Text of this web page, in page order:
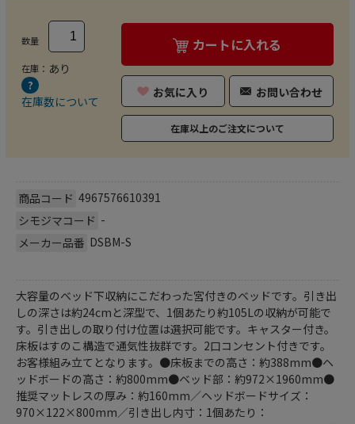
数量
在庫： あり
在庫数について
カートに入れる
お気に入り お問い合わせ
在庫以上のご注文について
商品コード 4967576610391
シモジマコード -
メーカー品番 DSBM-S
大容量のベッド下収納にこだわった宮付きのベッドです。引き出
しの深さは約24cmと深型で、1個あたり約105Lの収納が可能で
す。引き出しの取り付け位置は選択可能です。キャスター付き。
床板はすのこ構造で通気性抜群です。2口コンセント付きです。
お客様組み立てとなります。●床板までの高さ：約388mm●ヘ
ッドボードの高さ：約800mm●ベッド部：約972×1960mm●
推奨マットレスの厚み：約160mm／ヘッドボードサイズ：
970×122×800mm／引き出し内寸：1個あたり：